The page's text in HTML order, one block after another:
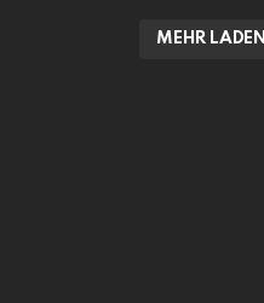
MEHR LADEN